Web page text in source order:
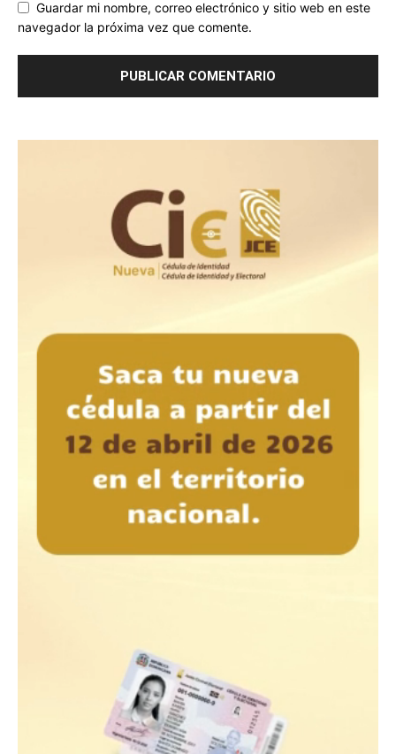
Guardar mi nombre, correo electrónico y sitio web en este
navegador la próxima vez que comente.